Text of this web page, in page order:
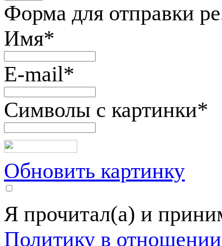
Форма для отправки
Имя*
E-mail*
Символы с картинки*
Обновить картинку
Я прочитал(а) и
Политику в